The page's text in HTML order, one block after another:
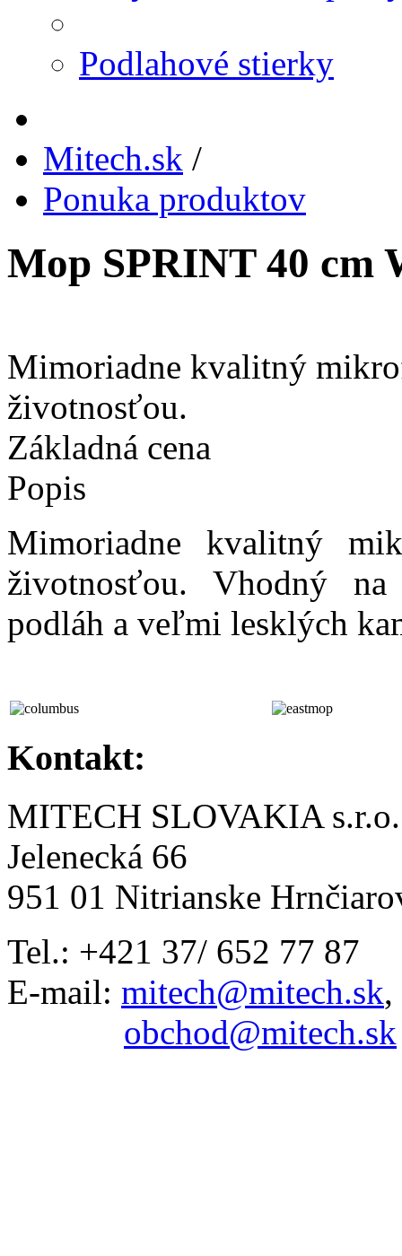
Podlahové stierky
Mitech.sk /
Ponuka produktov
Mop SPRINT 40 cm
Mimoriadne kvalitný
životnosťou.
Základná cena
Popis
Mimoriadne kvalitný
životnosťou. Vhodný
podláh a veľmi lesklých
Kontakt:
MITECH SLOVAKIA s.r.o.
Jelenecká 66
951 01 Nitrianske
Tel.: +421 37/ 652 77 87
E-mail: mitech@mitech.sk,
obchod@mitech.sk